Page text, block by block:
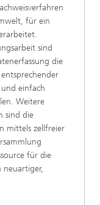
für ein
sind
die
einfach
Weitere
sind die
mittels zellfreier
für die
neuartiger,